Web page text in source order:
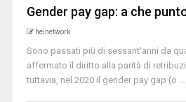
Gender pay gap: a che
heinetwork
Sono passati più di sessant'anni da
affermato il diritto alla parità di
tuttavia, nel 2020 il gender pay gap (o ...